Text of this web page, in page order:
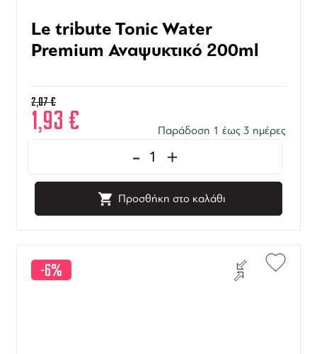
Le tribute Tonic Water
Premium Αναψυκτικό 200ml
2,07€
1,93 € Παράδοση 1 έως 3 ημέρες
- +
Προσθήκη στο καλάθι
-6%